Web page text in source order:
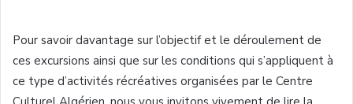
Pour savoir davantage sur l’objectif et le déroulement de
ces excursions ainsi que sur les conditions qui s’appliquent à
ce type d’activités récréatives organisées par le Centre